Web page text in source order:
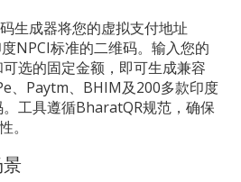
生成器将您的虚拟支付地址
度NPCI标准的二维码。输入您的
选的固定金额，即可生成兼容
、Paytm、BHIM及200多款印度
工具遵循BharatQR规范，确保
。
景